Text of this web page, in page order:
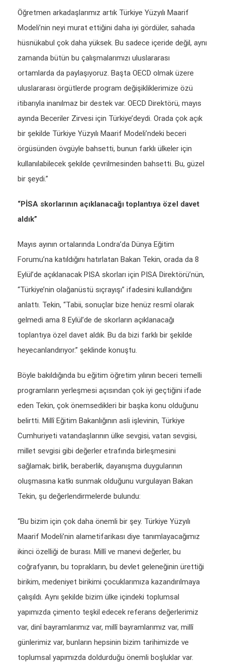
Öğretmen arkadaşlarımız artık Türkiye Yüzyılı Maarif
Modeli’nin neyi murat ettiğini daha iyi gördüler, sahada
hüsnükabul çok daha yüksek. Bu sadece içeride değil, aynı
zamanda bütün bu çalışmalarımızı uluslararası
ortamlarda da paylaşıyoruz. Başta OECD olmak üzere
uluslararası örgütlerde program değişikliklerimize özü
itibarıyla inanılmaz bir destek var. OECD Direktörü, mayıs
ayında Beceriler Zirvesi için Türkiye’deydi. Orada çok açık
bir şekilde Türkiye Yüzyılı Maarif Modeli’ndeki beceri
örgüsünden övgüyle bahsetti, bunun farklı ülkeler için
kullanılabilecek şekilde çevrilmesinden bahsetti. Bu, güzel
bir şeydi.”
“PİSA skorlarının açıklanacağı toplantıya özel davet
aldık”
Mayıs ayının ortalarında Londra’da Dünya Eğitim
Forumu’na katıldığını hatırlatan Bakan Tekin, orada da 8
Eylül’de açıklanacak PISA skorları için PISA Direktörü’nün,
“Türkiye’nin olağanüstü sıçrayışı” ifadesini kullandığını
anlattı. Tekin, “Tabii, sonuçlar bize henüz resmî olarak
gelmedi ama 8 Eylül’de de skorların açıklanacağı
toplantıya özel davet aldık. Bu da bizi farklı bir şekilde
heyecanlandırıyor.” şeklinde konuştu.
Böyle bakıldığında bu eğitim öğretim yılının beceri temelli
programların yerleşmesi açısından çok iyi geçtiğini ifade
eden Tekin, çok önemsedikleri bir başka konu olduğunu
belirtti. Millî Eğitim Bakanlığının asli işlevinin, Türkiye
Cumhuriyeti vatandaşlarının ülke sevgisi, vatan sevgisi,
millet sevgisi gibi değerler etrafında birleşmesini
sağlamak; birlik, beraberlik, dayanışma duygularının
oluşmasına katkı sunmak olduğunu vurgulayan Bakan
Tekin, şu değerlendirmelerde bulundu:
“Bu bizim için çok daha önemli bir şey. Türkiye Yüzyılı
Maarif Modeli’nin alametifarikası diye tanımlayacağımız
ikinci özelliği de burası. Millî ve manevi değerler, bu
coğrafyanın, bu toprakların, bu devlet geleneğinin ürettiği
birikim, medeniyet birikimi çocuklarımıza kazandırılmaya
çalışıldı. Aynı şekilde bizim ülke içindeki toplumsal
yapımızda çimento teşkil edecek referans değerlerimiz
var, dinî bayramlarımız var, millî bayramlarımız var, millî
günlerimiz var, bunların hepsinin bizim tarihimizde ve
toplumsal yapımızda doldurduğu önemli boşluklar var.